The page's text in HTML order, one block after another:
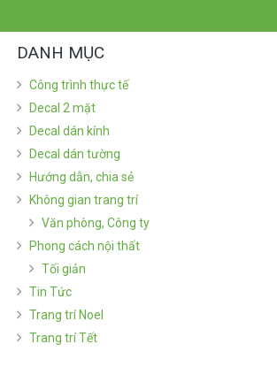
DANH MỤC
Công trình thực tế
Decal 2 mặt
Decal dán kính
Decal dán tường
Hướng dẫn, chia sẻ
Không gian trang trí
Văn phòng, Công ty
Phong cách nội thất
Tối giản
Tin Tức
Trang trí Noel
Trang trí Tết